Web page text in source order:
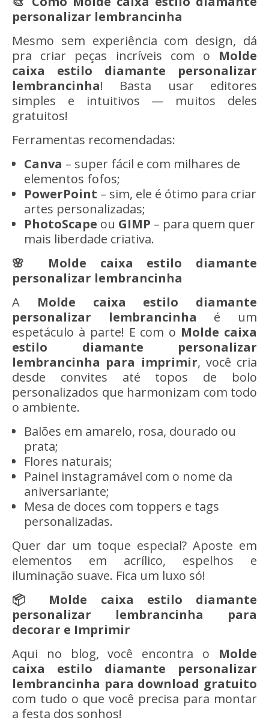
personalizar lembrancinha
Mesmo sem experiência com design, dá
pra criar peças incríveis com o Molde
caixa estilo diamante personalizar
lembrancinha! Basta usar editores
simples e intuitivos — muitos deles
gratuitos!
Ferramentas recomendadas:
Canva – super fácil e com milhares de
elementos fofos;
PowerPoint – sim, ele é ótimo para criar
artes personalizadas;
PhotoScape ou GIMP – para quem quer
mais liberdade criativa.
🌸 Molde caixa estilo diamante
personalizar lembrancinha
A Molde caixa estilo diamante
personalizar lembrancinha é um
espetáculo à parte! E com o Molde caixa
estilo diamante personalizar
lembrancinha para imprimir, você cria
desde convites até topos de bolo
personalizados que harmonizam com todo
o ambiente.
Balões em amarelo, rosa, dourado ou
prata;
Flores naturais;
Painel instagramável com o nome da
aniversariante;
Mesa de doces com toppers e tags
personalizadas.
Quer dar um toque especial? Aposte em
elementos em acrílico, espelhos e
iluminação suave. Fica um luxo só!
📦 Molde caixa estilo diamante
personalizar lembrancinha para
decorar e Imprimir
Aqui no blog, você encontra o Molde
caixa estilo diamante personalizar
lembrancinha para download gratuito
com tudo o que você precisa para montar
a festa dos sonhos!